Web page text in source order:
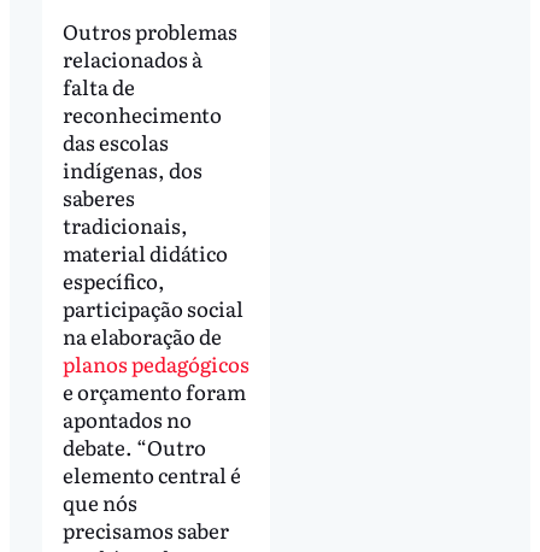
Outros problemas
relacionados à
falta de
reconhecimento
das escolas
indígenas, dos
saberes
tradicionais,
material didático
específico,
participação social
na elaboração de
planos pedagógicos
e orçamento foram
apontados no
debate. “Outro
elemento central é
que nós
precisamos saber